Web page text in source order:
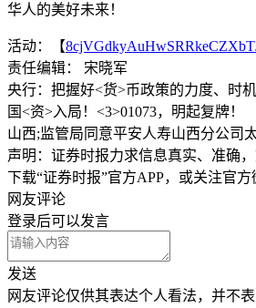
华人的美好未来！
活动：【
责任编辑： 宋晓军
央行：把握好<货>币政策的力度、时
国<资>入局！<3>01073，明起复牌！
山西;监管局同意平安人寿山西分公司
声明：证券时报力求信息真实、准确
下载“证券时报”官方APP，或关注官
网友评论
登录后可以发言
发送
网友评论仅供其表达个人看法，并不